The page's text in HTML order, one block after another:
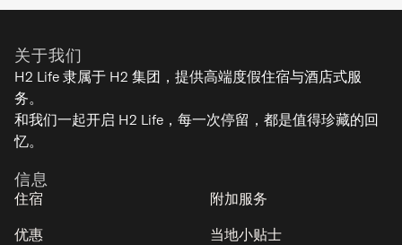
富良野
2-6
经典
关于我们
H2 Life 隶属于 H2 集团，提供高端度假住宿与酒店式服
务。
和我们一起开启 H2 Life，每一次停留，都是值得珍藏的回
忆。
信息
住宿
附加服务
优惠
当地小贴士